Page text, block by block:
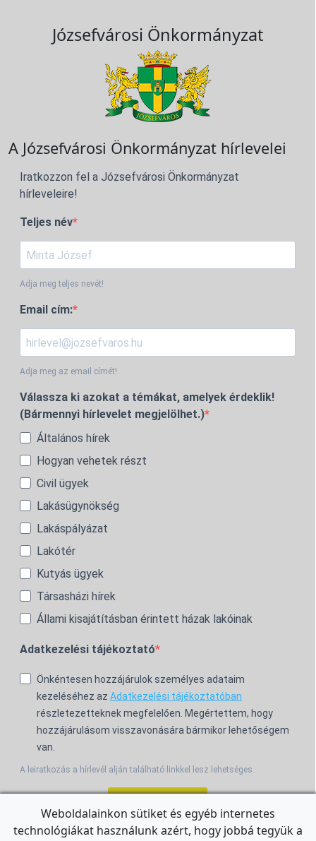
Józsefvárosi Önkormányzat
A Józsefvárosi Önkormányzat hírlevelei
Iratkozzon fel a Józsefvárosi Önkormányzat
hírleveleire!
Teljes név
Adja meg teljes nevét!
Email cím:
Adja meg az email címét!
Válassza ki azokat a témákat, amelyek érdeklik!
(Bármennyi hírlevelet megjelölhet.)
Általános hírek
Hogyan vehetek részt
Civil ügyek
Lakásügynökség
Lakáspályázat
Lakótér
Kutyás ügyek
Társasházi hírek
Állami kisajátításban érintett házak lakóinak
Adatkezelési tájékoztató
Önkéntesen hozzájárulok személyes adataim
kezeléséhez az Adatkezelési tájékoztatóban
részletezetteknek megfelelően. Megértettem, hogy
hozzájárulásom visszavonására bármikor lehetőségem
van.
A leiratkozás a hírlevél alján található linkkel lesz lehetséges.
Weboldalainkon sütiket és egyéb internetes
technológiákat használunk azért, hogy jobbá tegyük a